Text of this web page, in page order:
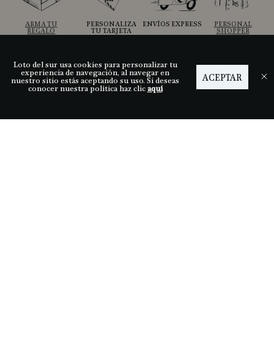
ARMA TU
REGALO
PERSONALIZA
TU TARJETA
ENVÍOS EXPRESS
PERSONAL
SHOPPER
Ayuda
ACEPTAR
Loto del sur usa cookies para personalizar tu
experiencia de navegación, al navegar en
nuestro sitio estás aceptando su uso. Si deseas
conocer nuestra política haz clicaquí